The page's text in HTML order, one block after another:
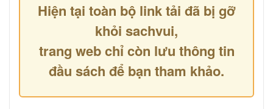
Hiện tại toàn bộ link tải đã bị gỡ
khỏi sachvui,
trang web chỉ còn lưu thông tin
đầu sách để bạn tham khảo.